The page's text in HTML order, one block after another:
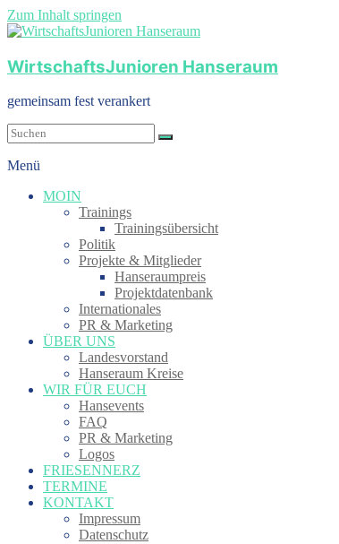
Zum Inhalt springen
WirtschaftsJunioren Hanseraum
gemeinsam fest verankert
Menü
MOIN
Trainings
Trainingsübersicht
Politik
Projekte & Mitglieder
Hanseraumpreis
Projektdatenbank
Internationales
PR & Marketing
ÜBER UNS
Landesvorstand
Hanseraum Kreise
WIR FÜR EUCH
Hansevents
FAQ
PR & Marketing
Logos
FRIESENNERZ
TERMINE
KONTAKT
Impressum
Datenschutz